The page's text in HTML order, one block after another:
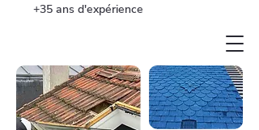
+35 ans d'expérience